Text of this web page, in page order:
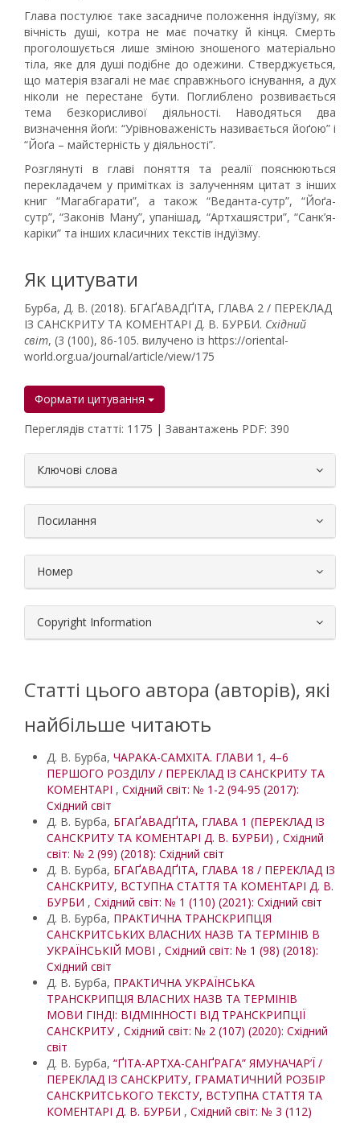
Глава постулює таке засадниче положення індуїзму, як
вічність душі, котра не має початку й кінця. Смерть
проголошується лише зміною зношеного матеріально
тіла, яке для душі подібне до одежини. Стверджується,
що матерія взагалі не має справжнього існування, а дух
ніколи не перестане бути. Поглиблено розвивається
тема безкорисливої діяльності. Наводяться два
визначення йоґи: “Урівноваженість називається йоґою” і
“Йоґа – майстерність у діяльності”.
Розглянуті в главі поняття та реалії пояснюються
перекладачем у примітках із залученням цитат з інших
книг “Магабгарати”, а також “Веданта-сутр”, “Йоґа-
сутр”, “Законів Ману”, упанішад, “Артхашястри”, “Санк’я-
каріки” та інших класичних текстів індуїзму.
Як цитувати
Бурба, Д. В. (2018). БГАҐАВАДҐІТА, ГЛАВА 2 / ПЕРЕКЛАД
ІЗ САНСКРИТУ ТА КОМЕНТАРІ Д. В. БУРБИ. Східний
світ, (3 (100), 86-105. вилучено із https://oriental-
world.org.ua/journal/article/view/175
Формати цитування
Переглядів статті: 1175 | Завантажень PDF: 390
Ключові слова
Посилання
Номер
Copyright Information
Статті цього автора (авторів), які
найбільше читають
Д. В. Бурба, ЧАРАКА-САМХІТА. ГЛАВИ 1, 4–6
ПЕРШОГО РОЗДІЛУ / ПЕРЕКЛАД ІЗ САНСКРИТУ ТА
КОМЕНТАРІ , Східний світ: № 1-2 (94-95 (2017):
Східний світ
Д. В. Бурба, БГАҐАВАДҐІТА, ГЛАВА 1 (ПЕРЕКЛАД ІЗ
САНСКРИТУ ТА КОМЕНТАРІ Д. В. БУРБИ) , Східний
світ: № 2 (99) (2018): Східний світ
Д. В. Бурба, БГАҐАВАДҐІТА, ГЛАВА 18 / ПЕРЕКЛАД ІЗ
САНСКРИТУ, ВСТУПНА СТАТТЯ ТА КОМЕНТАРІ Д. В.
БУРБИ , Східний світ: № 1 (110) (2021): Східний світ
Д. В. Бурба, ПРАКТИЧНА ТРАНСКРИПЦІЯ
САНСКРИТСЬКИХ ВЛАСНИХ НАЗВ ТА ТЕРМІНІВ В
УКРАЇНСЬКІЙ МОВІ , Східний світ: № 1 (98) (2018):
Східний світ
Д. В. Бурба, ПРАКТИЧНА УКРАЇНСЬКА
ТРАНСКРИПЦІЯ ВЛАСНИХ НАЗВ ТА ТЕРМІНІВ
МОВИ ГІНДІ: ВІДМІННОСТІ ВІД ТРАНСКРИПЦІЇ
САНСКРИТУ , Східний світ: № 2 (107) (2020): Східний
світ
Д. В. Бурба, “ҐІТА-АРТХА-САНҐРАГА” ЯМУНАЧАР’Ї /
ПЕРЕКЛАД ІЗ САНСКРИТУ, ГРАМАТИЧНИЙ РОЗБІР
САНСКРИТСЬКОГО ТЕКСТУ, ВСТУПНА СТАТТЯ ТА
КОМЕНТАРІ Д. В. БУРБИ , Східний світ: № 3 (112)